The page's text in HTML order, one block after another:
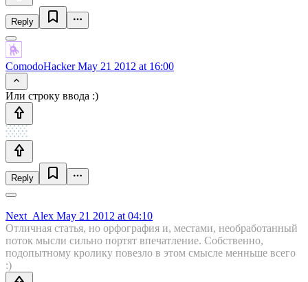
Reply
ComodoHackerMay 21 2012 at 16:00
Или строку ввода :)
Reply
Next_Alex May 21 2012 at 04:10
Отличная статья, но орфография и, местами, необработанный
поток мысли сильно портят впечатление. Собственно,
подопытному кролику повезло в этом смысле менньше всего
:)